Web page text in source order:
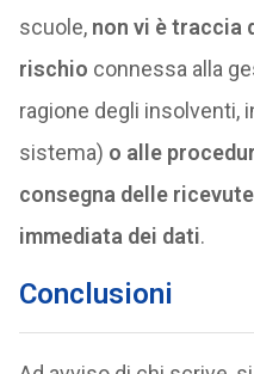
scuole, non vi è traccia
rischio connessa alla
ragione degli insolventi,
sistema) o alle
consegna delle
immediata dei dati.
Conclusioni